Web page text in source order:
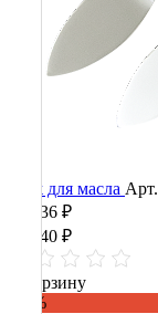
Нож для масла
12 136 ₽
30 340 ₽
В корзину
-60%